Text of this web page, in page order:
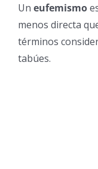
Un eufemismo
menos directa
términos
tabúes.